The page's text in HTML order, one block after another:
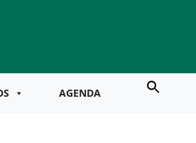
AGENDA